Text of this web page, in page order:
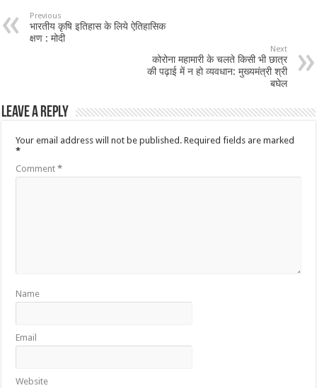
Previous
भारतीय कृषि इतिहास के लिये ऐतिहासिक
क्षण : मोदी
Next
कोरोना महामारी के चलते किसी भी छात्र
की पढ़ाई में न हो व्यवधान: मुख्यमंत्री श्री
बघेल
Leave a Reply
Your email address will not be published. Required fields are marked
*
Comment*
Name
Email
Website